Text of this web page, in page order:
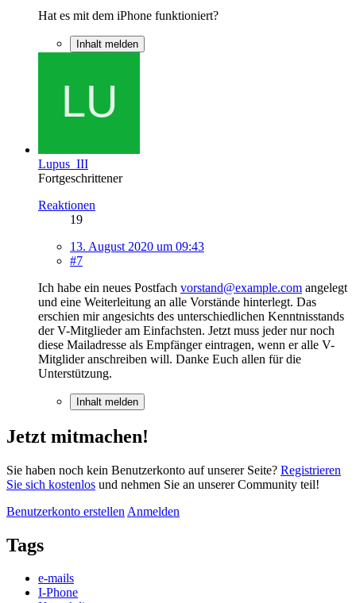
Hat es mit dem iPhone funktioniert?
Inhalt melden
Lupus_III
Fortgeschrittener
Reaktionen
19
13. August 2020 um 09:43
#7
Ich habe ein neues Postfach vorstand@example.com angelegt
und eine Weiterleitung an alle Vorstände hinterlegt. Das
erschien mir angesichts des unterschiedlichen Kenntnisstands
der V-Mitglieder am Einfachsten. Jetzt muss jeder nur noch
diese Mailadresse als Empfänger eintragen, wenn er alle V-
Mitglider anschreiben will. Danke Euch allen für die
Unterstützung.
Inhalt melden
Jetzt mitmachen!
Sie haben noch kein Benutzerkonto auf unserer Seite? Registrieren
Sie sich kostenlos und nehmen Sie an unserer Community teil!
Benutzerkonto erstellen Anmelden
Tags
e-mails
I-Phone